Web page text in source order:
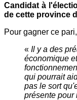
Candidat à
de cette province
Pour gagner ce
« Il y a des
économique
qui pourrait
pas le sort
présente pour